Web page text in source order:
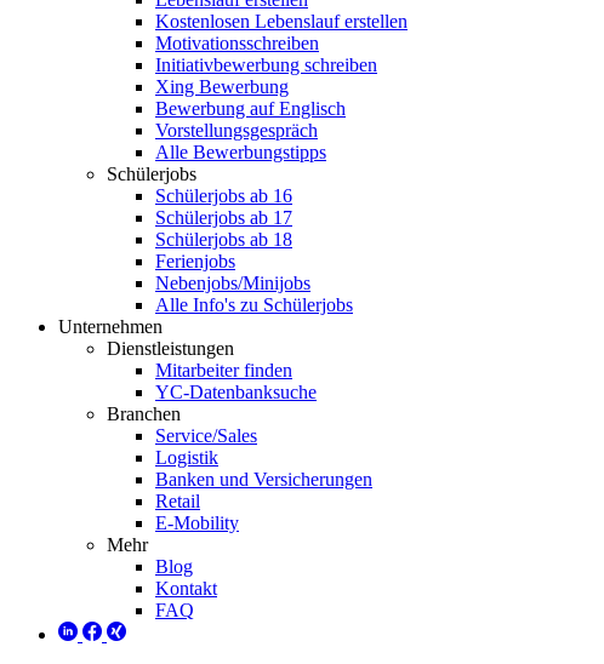
Kostenlosen Lebenslauf erstellen
Motivationsschreiben
Initiativbewerbung schreiben
Xing Bewerbung
Bewerbung auf Englisch
Vorstellungsgespräch
Alle Bewerbungstipps
Schülerjobs
Schülerjobs ab 16
Schülerjobs ab 17
Schülerjobs ab 18
Ferienjobs
Nebenjobs/Minijobs
Alle Info's zu Schülerjobs
Unternehmen
Dienstleistungen
Mitarbeiter finden
YC-Datenbanksuche
Branchen
Service/Sales
Logistik
Banken und Versicherungen
Retail
E-Mobility
Mehr
Blog
Kontakt
FAQ